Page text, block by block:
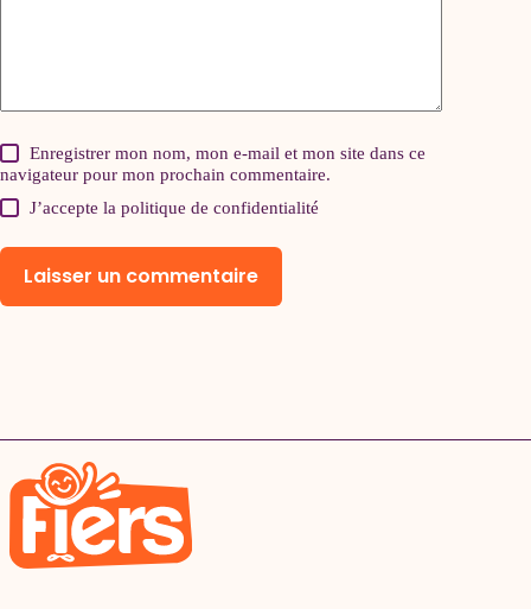
Enregistrer mon nom, mon e-mail et mon site dans ce
navigateur pour mon prochain commentaire.
J’accepte lapolitique de confidentialité
Laisser un commentaire